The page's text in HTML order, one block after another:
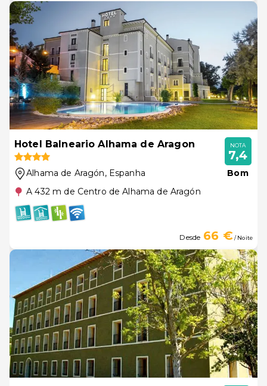
Hotel Balneario Alhama de Aragon
Alhama de Aragón, Espanha
A 432 m de Centro de Alhama de Aragón
NOTA
7,4
Bom
Desde 66 €/ Noite